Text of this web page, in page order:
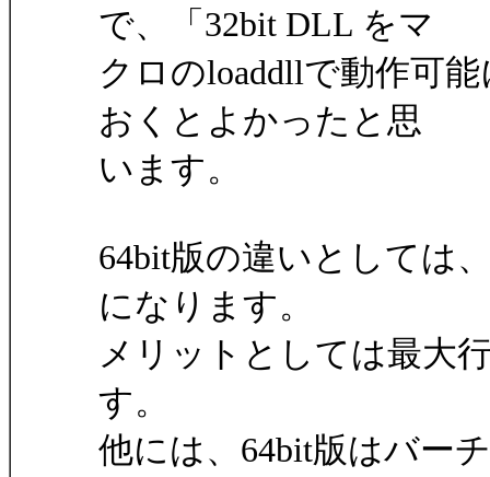
で、「32bit DLL をマ
クロのloaddllで動作可
おくとよかったと思
います。
64bit版の違いとしては
になります。
メリットとしては最大
す。
他には、64bit版はバー